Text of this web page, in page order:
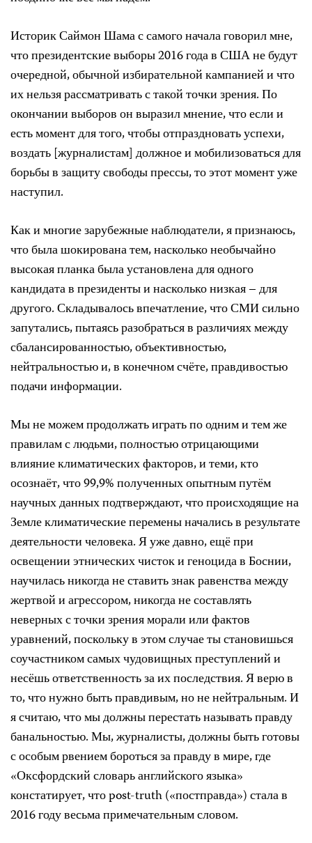
Историк Саймон Шама с самого начала говорил мне,
что президентские выборы 2016 года в США не будут
очередной, обычной избирательной кампанией и что
их нельзя рассматривать с такой точки зрения. По
окончании выборов он выразил мнение, что если и
есть момент для того, чтобы отпраздновать успехи,
воздать [журналистам] должное и мобилизоваться для
борьбы в защиту свободы прессы, то этот момент уже
наступил.
Как и многие зарубежные наблюдатели, я признаюсь,
что была шокирована тем, насколько необычайно
высокая планка была установлена для одного
кандидата в президенты и насколько низкая – для
другого. Складывалось впечатление, что СМИ сильно
запутались, пытаясь разобраться в различиях между
сбалансированностью, объективностью,
нейтральностью и, в конечном счёте, правдивостью
подачи информации.
Мы не можем продолжать играть по одним и тем же
правилам с людьми, полностью отрицающими
влияние климатических факторов, и теми, кто
осознаёт, что 99,9% полученных опытным путём
научных данных подтверждают, что происходящие на
Земле климатические перемены начались в результате
деятельности человека. Я уже давно, ещё при
освещении этнических чисток и геноцида в Боснии,
научилась никогда не ставить знак равенства между
жертвой и агрессором, никогда не составлять
неверных с точки зрения морали или фактов
уравнений, поскольку в этом случае ты становишься
соучастником самых чудовищных преступлений и
несёшь ответственность за их последствия. Я верю в
то, что нужно быть правдивым, но не нейтральным. И
я считаю, что мы должны перестать называть правду
банальностью. Мы, журналисты, должны быть готовы
с особым рвением бороться за правду в мире, где
«Оксфордский словарь английского языка»
констатирует, что post-truth («постправда») стала в
2016 году весьма примечательным словом.